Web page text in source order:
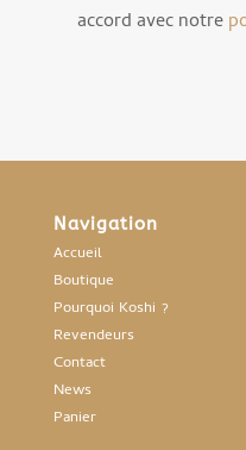
accord avec notre
Navigation
Accueil
Boutique
Pourquoi Koshi ?
Revendeurs
Contact
News
Panier